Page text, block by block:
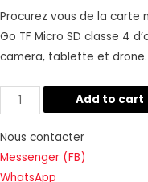
Procurez vous de la carte
Go TF Micro SD classe 4
camera, tablette et drone.
Carte
mémoire
128GB
quantity
Add to cart
Nous contacter
Messenger (FB)
WhatsApp